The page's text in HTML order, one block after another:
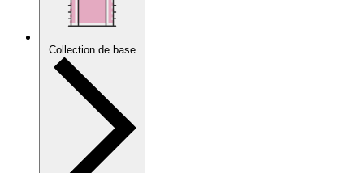
Collection de base